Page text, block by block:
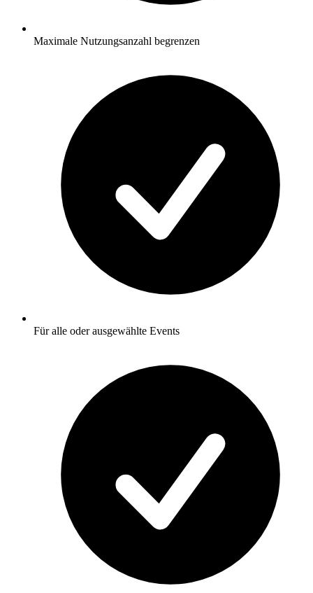
Maximale Nutzungsanzahl begrenzen
Für alle oder ausgewählte Events